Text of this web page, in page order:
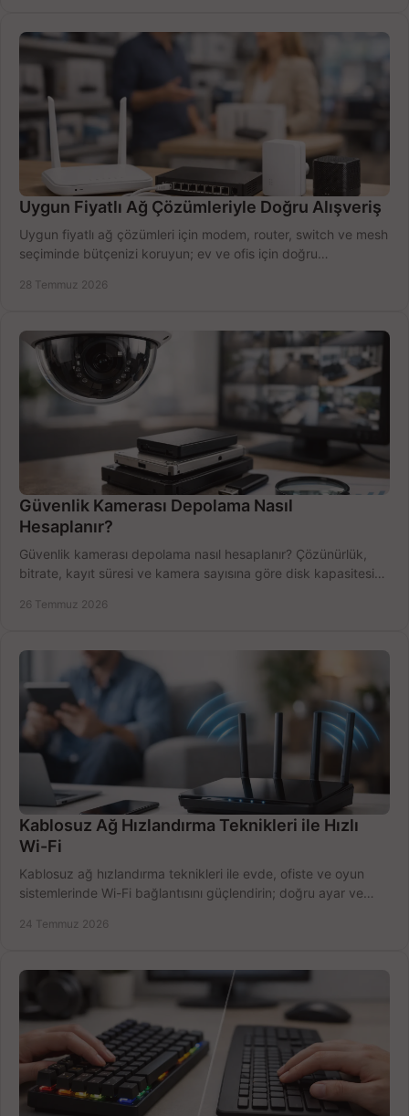
Uygun Fiyatlı Ağ Çözümleriyle Doğru Alışveriş
Uygun fiyatlı ağ çözümleri için modem, router, switch ve mesh
seçiminde bütçenizi koruyun; ev ve ofis için doğru
28 Temmuz 2026
Güvenlik Kamerası Depolama Nasıl
Hesaplanır?
Güvenlik kamerası depolama nasıl hesaplanır? Çözünürlük,
bitrate, kayıt süresi ve kamera sayısına göre disk kapasitesini
26 Temmuz 2026
Kablosuz Ağ Hızlandırma Teknikleri ile Hızlı
Wi-Fi
Kablosuz ağ hızlandırma teknikleri ile evde, ofiste ve oyun
sistemlerinde Wi-Fi bağlantısını güçlendirin; doğru ayar ve
24 Temmuz 2026